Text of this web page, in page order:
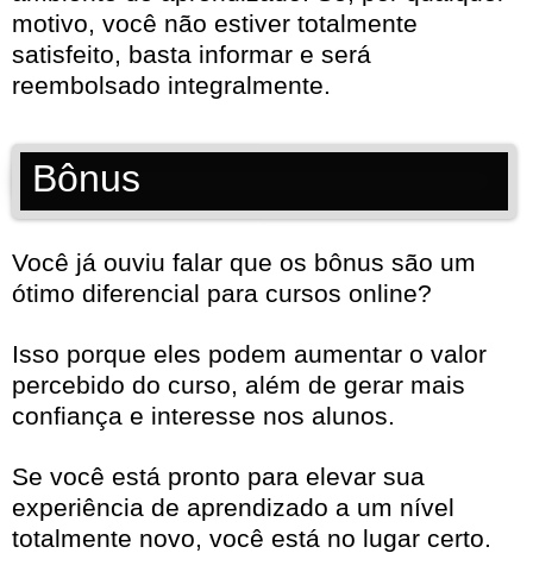
motivo, você não estiver totalmente
satisfeito, basta informar e será
reembolsado integralmente.
Bônus
Você já ouviu falar que os bônus são um
ótimo diferencial para cursos online?
Isso porque eles podem aumentar o valor
percebido do curso, além de gerar mais
confiança e interesse nos alunos.
Se você está pronto para elevar sua
experiência de aprendizado a um nível
totalmente novo, você está no lugar certo.